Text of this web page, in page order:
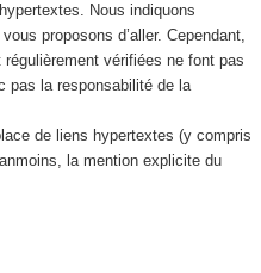
Nous indiquons
proposons d’aller. Cependant,
vérifiées ne font pas
pas la responsabilité de la
de liens hypertextes (y compris
la mention explicite du